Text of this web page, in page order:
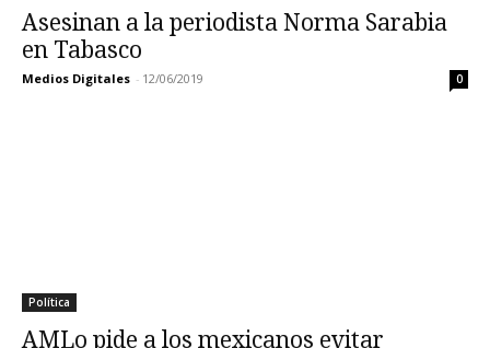
Asesinan a la periodista Norma Sarabia
en Tabasco
Medios Digitales - 12/06/2019 0
Política
AMLo pide a los mexicanos evitar